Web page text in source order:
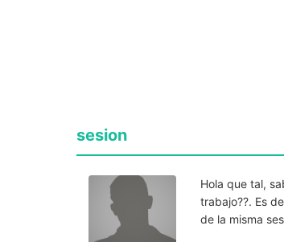
sesion
Hola que tal,
trabajo??. Es
de la misma